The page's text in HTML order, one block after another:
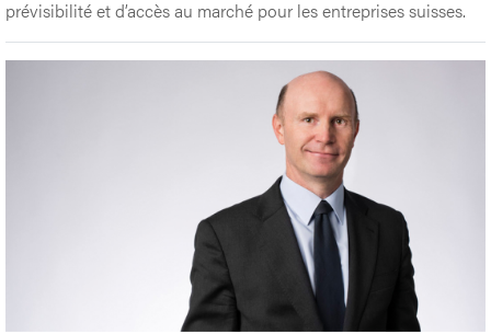
prévisibilité et d’accès au marché pour les entreprises suisses.